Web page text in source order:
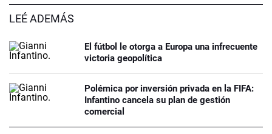
LEÉ ADEMÁS
El fútbol le otorga a Europa una infrecuente
victoria geopolítica
Polémica por inversión privada en la FIFA:
Infantino cancela su plan de gestión
comercial